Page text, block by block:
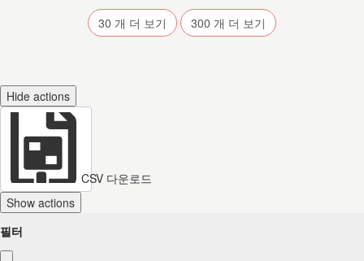
30 개 더 보기 300 개 더 보기
Hide actions
CSV 다운로드
Show actions
필터